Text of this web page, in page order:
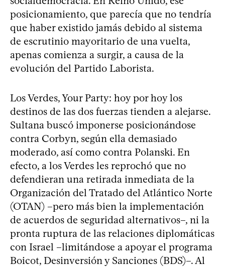
posicionamiento, que parecía que no tendría
que haber existido jamás debido al sistema
de escrutinio mayoritario de una vuelta,
apenas comienza a surgir, a causa de la
evolución del Partido Laborista.
Los Verdes, Your Party: hoy por hoy los
destinos de las dos fuerzas tienden a alejarse.
Sultana buscó imponerse posicionándose
contra Corbyn, según ella demasiado
moderado, así como contra Polanski. En
efecto, a los Verdes les reprochó que no
defendieran una retirada inmediata de la
Organización del Tratado del Atlántico Norte
(OTAN) –pero más bien la implementación
de acuerdos de seguridad alternativos–, ni la
pronta ruptura de las relaciones diplomáticas
con Israel –limitándose a apoyar el programa
Boicot, Desinversión y Sanciones (BDS)–. Al